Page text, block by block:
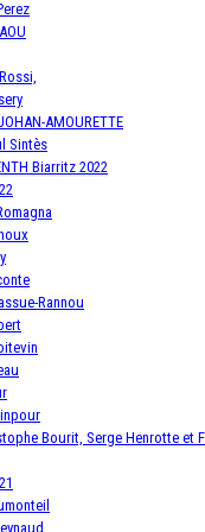
AMOURETTE
Sintès
Biarritz 2022
Rannou
Bourit, Serge Henrotte et